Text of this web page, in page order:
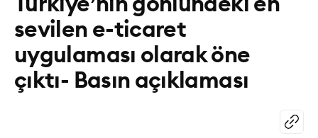
sevilen e-ticaret
uygulaması olarak öne
çıktı- Basın açıklaması